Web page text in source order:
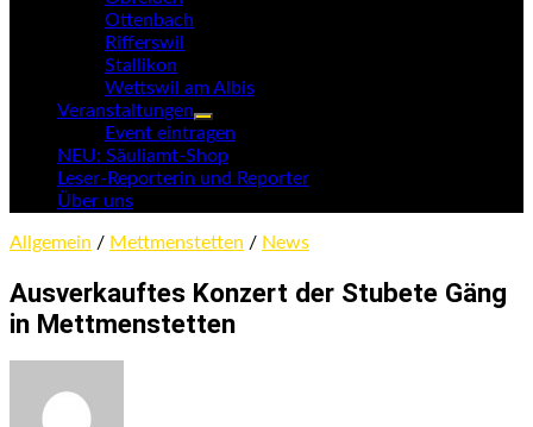
Ottenbach
Rifferswil
Stallikon
Wettswil am Albis
Veranstaltungen
Untermenü
anzeigen
Event eintragen
NEU: Säuliamt-Shop
Leser-Reporterin und Reporter
Über uns
Allgemein / Mettmenstetten / News
Ausverkauftes Konzert der Stubete Gäng
in Mettmenstetten